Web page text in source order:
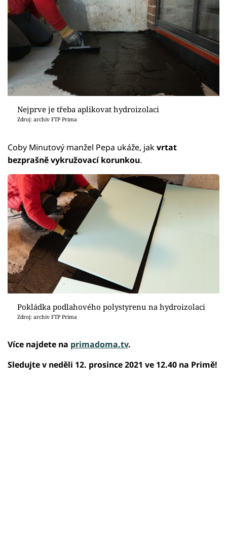
Nejprve je třeba aplikovat hydroizolaci
Zdroj: archiv FTP Prima
Coby Minutový manžel Pepa ukáže, jak vrtat
bezprašněvykružovací korunkou.
Pokládka podlahového polystyrenu na hydroizolaci
Zdroj: archiv FTP Prima
Více najdete na primadoma.tv.
Sledujte v neděli 12. prosince 2021 ve 12.40 na Primě!